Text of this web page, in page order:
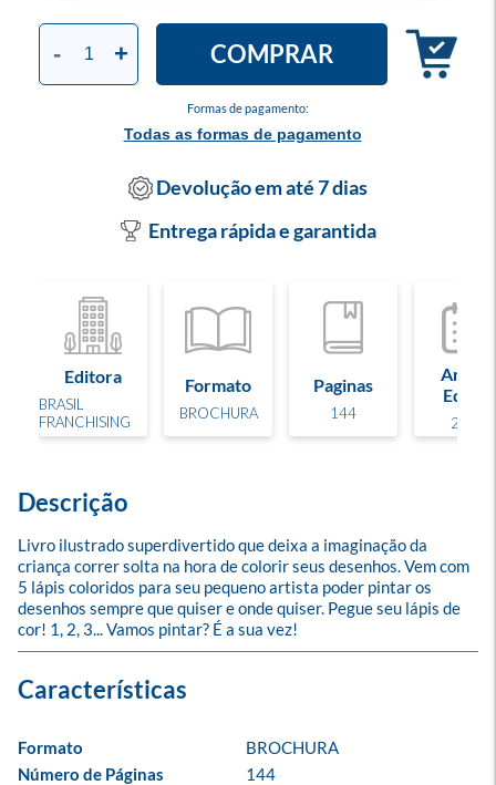
Formas de pagamento:
Todas as formas de pagamento
- + COMPRAR
Devolução em até 7 dias
Entrega rápida e garantida
Editora
BRASIL
FRANCHISING
Formato
BROCHURA
Paginas
144
Ano de
Edição
2015
Descrição
Livro ilustrado superdivertido que deixa a imaginação da
criança correr solta na hora de colorir seus desenhos. Vem com
5 lápis coloridos para seu pequeno artista poder pintar os
desenhos sempre que quiser e onde quiser. Pegue seu lápis de
cor! 1, 2, 3... Vamos pintar? É a sua vez!
Formato
BROCHURA
Número de Páginas
144